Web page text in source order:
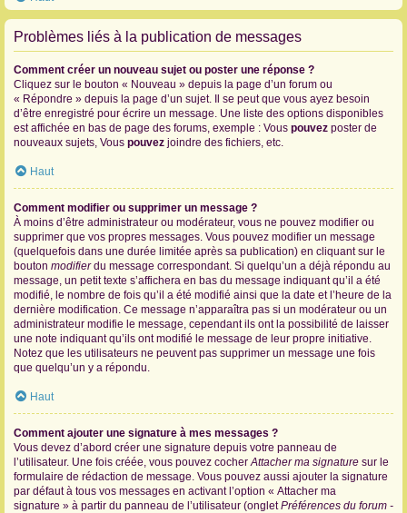
Problèmes liés à la publication de messages
Comment créer un nouveau sujet ou poster une réponse ?
Cliquez sur le bouton « Nouveau » depuis la page d’un forum ou
« Répondre » depuis la page d’un sujet. Il se peut que vous ayez besoin
d’être enregistré pour écrire un message. Une liste des options disponibles
est affichée en bas de page des forums, exemple : Vous pouvez poster de
nouveaux sujets, Vous pouvez joindre des fichiers, etc.
Haut
Comment modifier ou supprimer un message ?
À moins d’être administrateur ou modérateur, vous ne pouvez modifier ou
supprimer que vos propres messages. Vous pouvez modifier un message
(quelquefois dans une durée limitée après sa publication) en cliquant sur le
bouton modifierdu message correspondant. Si quelqu’un a déjà répondu au
message, un petit texte s’affichera en bas du message indiquant qu’il a été
modifié, le nombre de fois qu’il a été modifié ainsi que la date et l’heure de la
dernière modification. Ce message n’apparaîtra pas si un modérateur ou un
administrateur modifie le message, cependant ils ont la possibilité de laisser
une note indiquant qu’ils ont modifié le message de leur propre initiative.
Notez que les utilisateurs ne peuvent pas supprimer un message une fois
que quelqu’un y a répondu.
Haut
Comment ajouter une signature à mes messages ?
Vous devez d’abord créer une signature depuis votre panneau de
l’utilisateur. Une fois créée, vous pouvez cocherAttacher ma signature sur le
formulaire de rédaction de message. Vous pouvez aussi ajouter la signature
par défaut à tous vos messages en activant l’option « Attacher ma
signature » à partir du panneau de l’utilisateur (ongletPréférences du forum -